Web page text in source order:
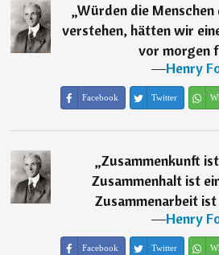
„Würden die Menschen
verstehen, hätten wir
vor morgen
―Henry
Facebook Twitter
„Zusammenkunft
Zusammenhalt ist
Zusammenarbeit
―Henry
Facebook Twitter